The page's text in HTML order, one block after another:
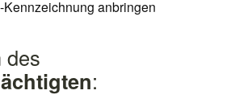
Kennzeichnung anbringen
des
: